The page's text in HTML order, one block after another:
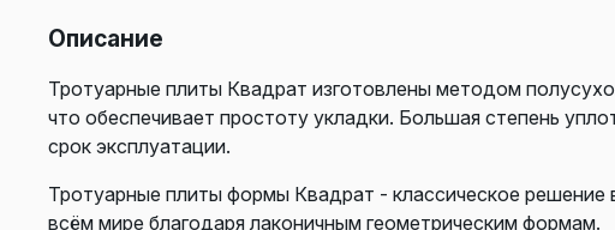
Описание
Тротуарные плиты Квадрат изготовлены методом
что обеспечивает простоту укладки. Большая степень
срок эксплуатации.
Тротуарные плиты формы Квадрат - классическое
всём мире благодаря лаконичным геометрическим формам.